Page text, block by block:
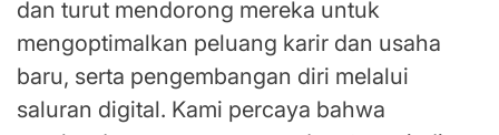
dan turut mendorong mereka untuk
mengoptimalkan peluang karir dan usaha
baru, serta pengembangan diri melalui
saluran digital. Kami percaya bahwa